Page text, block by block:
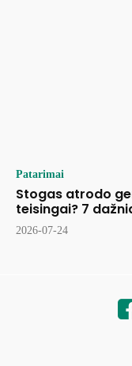
Patarimai
Stogas atrodo
teisingai? 7
2026-07-24